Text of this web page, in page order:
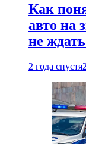
Как
авто на
не
2 года спустя